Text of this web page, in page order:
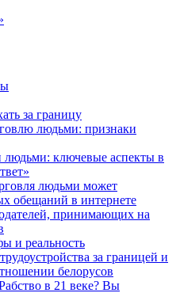
за границу
людьми: признаки
людьми: ключевые аспекты в
людьми может
обещаний в интернете
принимающих на
и реальность
за границей и
белорусов
в 21 веке? Вы